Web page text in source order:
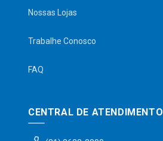
Nossas Lojas
Trabalhe Conosco
FAQ
CENTRAL DE ATENDIMENTO